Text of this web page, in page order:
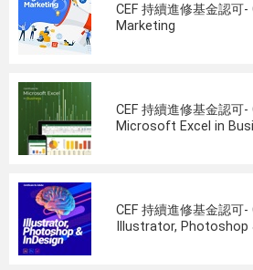
CEF 持續進修基金認
Marketing
CEF 持續進修基金認
Microsoft Excel in
CEF 持續進修基金認
Illustrator, Photoshop